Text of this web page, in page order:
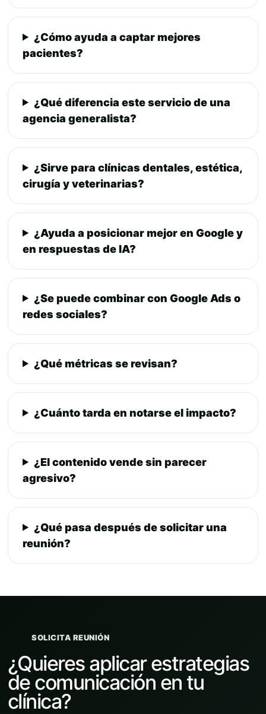
¿Cómo ayuda a captar mejores
pacientes?
¿Qué diferencia este servicio de una
agencia generalista?
¿Sirve para clínicas dentales, estética,
cirugía y veterinarias?
¿Ayuda a posicionar mejor en Google y
en respuestas de IA?
¿Se puede combinar con Google Ads o
redes sociales?
¿Qué métricas se revisan?
¿Cuánto tarda en notarse el impacto?
¿El contenido vende sin parecer
agresivo?
¿Qué pasa después de solicitar una
reunión?
SOLICITA REUNIÓN
¿Quieres aplicar estrategias
de comunicación en tu
clínica?